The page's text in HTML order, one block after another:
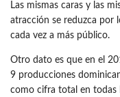
Las mismas caras y las
atracción se reduzca por
cada vez a más público.
Otro dato es que en el
9 producciones
como cifra total en todas